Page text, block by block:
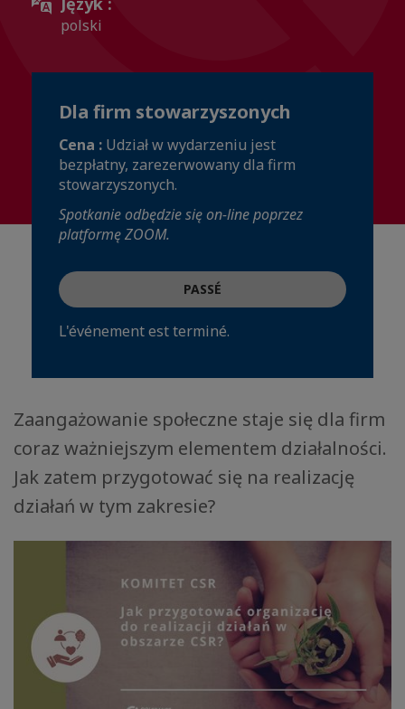
polski
Dla firm stowarzyszonych
Cena : Udział w wydarzeniu jest
bezpłatny, zarezerwowany dla firm
stowarzyszonych.
Spotkanie odbędzie się on-line poprzez
platformę ZOOM.
PASSÉ
L'événement est terminé.
Zaangażowanie społeczne staje się dla firm
coraz ważniejszym elementem działalności.
Jak zatem przygotować się na realizację
działań w tym zakresie?